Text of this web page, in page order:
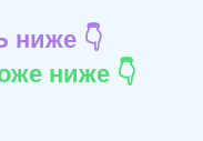
ниже 👇
ниже 👇